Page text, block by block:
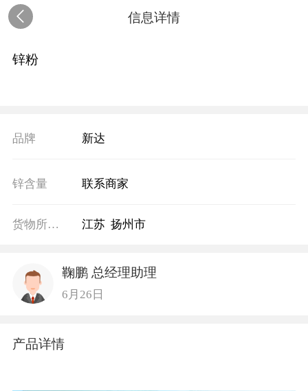
信息详情
锌粉
品牌 新达
锌含量 联系商家
货物所在地 江苏 扬州市
鞠鹏 总经理助理
6月26日
产品详情